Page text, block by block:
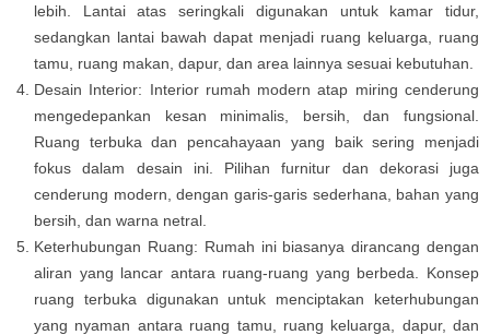
lebih. Lantai atas seringkali digunakan untuk kamar tidur,
sedangkan lantai bawah dapat menjadi ruang keluarga, ruang
tamu, ruang makan, dapur, dan area lainnya sesuai kebutuhan.
Desain Interior: Interior rumah modern atap miring cenderung
mengedepankan kesan minimalis, bersih, dan fungsional.
Ruang terbuka dan pencahayaan yang baik sering menjadi
fokus dalam desain ini. Pilihan furnitur dan dekorasi juga
cenderung modern, dengan garis-garis sederhana, bahan yang
bersih, dan warna netral.
Keterhubungan Ruang: Rumah ini biasanya dirancang dengan
aliran yang lancar antara ruang-ruang yang berbeda. Konsep
ruang terbuka digunakan untuk menciptakan keterhubungan
yang nyaman antara ruang tamu, ruang keluarga, dapur, dan